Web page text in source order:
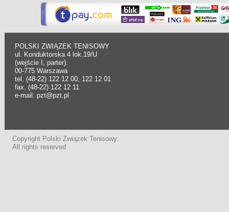
POLSKI ZWIĄZEK TENISOWY
ul. Konduktorska 4 lok.19/U
(wejście I, parter).
00-775 Warszawa
tel. (48-22) 122 12 00, 122 12 01
fax. (48-22) 122 12 11
e-mail: pzt@pzt.pl
Copyright Polski Związek Tenisowy.
All rights reserved